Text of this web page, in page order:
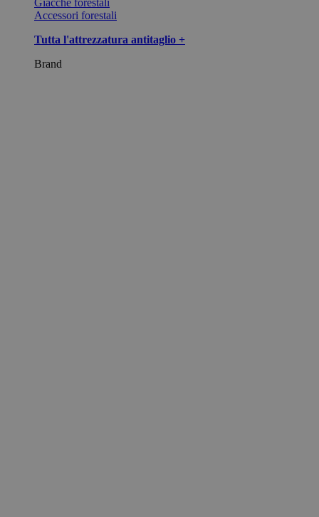
Giacche forestali
Accessori forestali
Tutta l'attrezzatura antitaglio +
Brand